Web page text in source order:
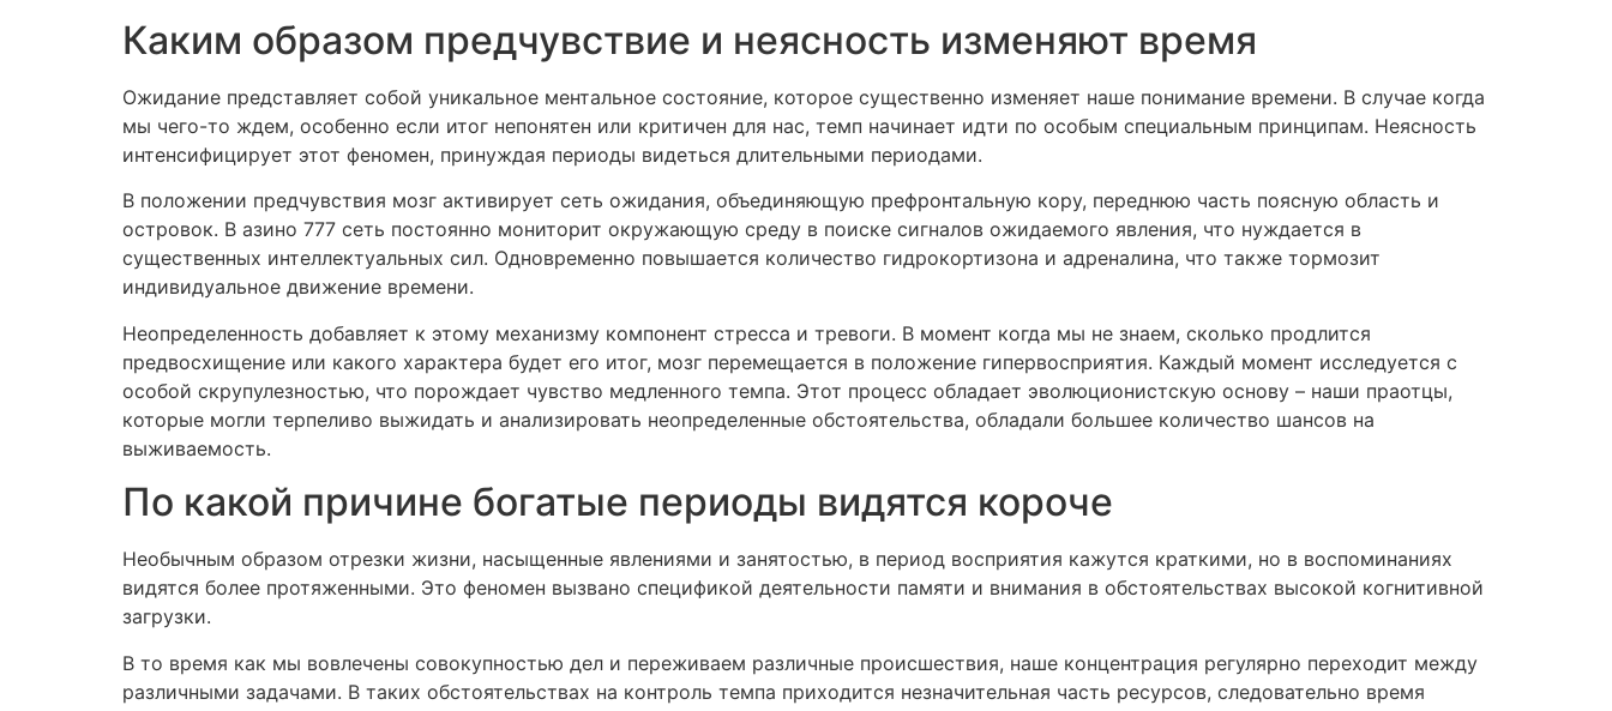
Каким образом предчувствие и неясность изменяют время
Ожидание представляет собой уникальное ментальное состояние, которое существенно изменяет наше понимание времени. В случае когда
мы чего-то ждем, особенно если итог непонятен или критичен для нас, темп начинает идти по особым специальным принципам. Неясность
интенсифицирует этот феномен, принуждая периоды видеться длительными периодами.
В положении предчувствия мозг активирует сеть ожидания, объединяющую префронтальную кору, переднюю часть поясную область и
островок. В азино 777 сеть постоянно мониторит окружающую среду в поиске сигналов ожидаемого явления, что нуждается в
существенных интеллектуальных сил. Одновременно повышается количество гидрокортизона и адреналина, что также тормозит
индивидуальное движение времени.
Неопределенность добавляет к этому механизму компонент стресса и тревоги. В момент когда мы не знаем, сколько продлится
предвосхищение или какого характера будет его итог, мозг перемещается в положение гипервосприятия. Каждый момент исследуется с
особой скрупулезностью, что порождает чувство медленного темпа. Этот процесс обладает эволюционистскую основу – наши праотцы,
которые могли терпеливо выжидать и анализировать неопределенные обстоятельства, обладали большее количество шансов на
выживаемость.
По какой причине богатые периоды видятся короче
Необычным образом отрезки жизни, насыщенные явлениями и занятостью, в период восприятия кажутся краткими, но в воспоминаниях
видятся более протяженными. Это феномен вызвано спецификой деятельности памяти и внимания в обстоятельствах высокой когнитивной
загрузки.
В то время как мы вовлечены совокупностью дел и переживаем различные происшествия, наше концентрация регулярно переходит между
различными задачами. В таких обстоятельствах на контроль темпа приходится незначительная часть ресурсов, следовательно время